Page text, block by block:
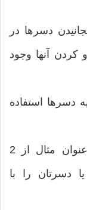
دسرها در
كردن آنها وجود
دسرها استفاده
· بخشي از دسر را حذف كنيد. به عنوان مثال از 2
دسرتان را با